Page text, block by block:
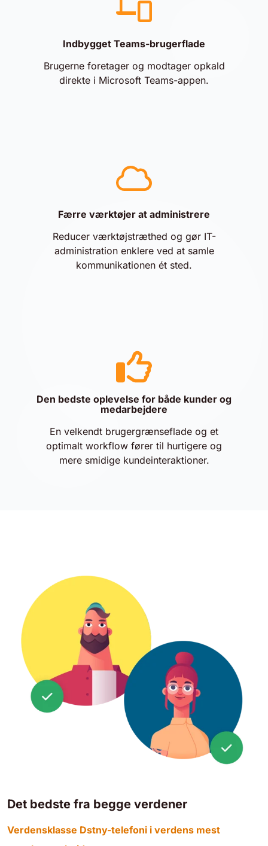
Indbygget Teams-brugerflade
Brugerne foretager og modtager opkald
direkte i Microsoft Teams-appen.
Færre værktøjer at administrere
Reducer værktøjstræthed og gør IT-
administration enklere ved at samle
kommunikationen ét sted.
Den bedste oplevelse for både kunder og
medarbejdere
En velkendt brugergrænseflade og et
optimalt workflow fører til hurtigere og
mere smidige kundeinteraktioner.
Det bedste fra begge verdener
Verdensklasse Dstny-telefoni i verdens mest